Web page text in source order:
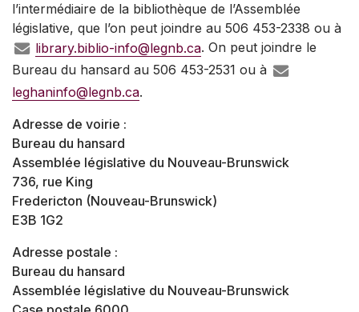
l’intermédiaire de la bibliothèque de l’Assemblée
législative, que l’on peut joindre au 506 453-2338 ou à
library.biblio-info@legnb.ca. On peut joindre le
Bureau du hansard au 506 453-2531 ou à
leghaninfo@legnb.ca.
Adresse de voirie :
Bureau du hansard
Assemblée législative du Nouveau-Brunswick
736, rue King
Fredericton (Nouveau-Brunswick)
E3B 1G2
Adresse postale :
Bureau du hansard
Assemblée législative du Nouveau-Brunswick